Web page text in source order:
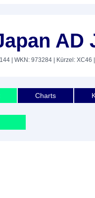
AD
| WKN: 973284 | Kürzel: XC46
Charts